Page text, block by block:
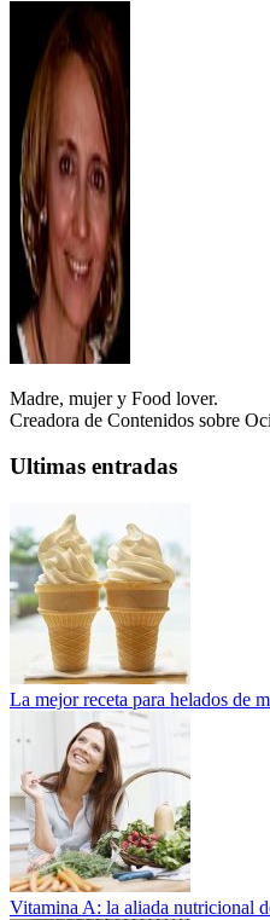
Madre, mujer y Food lover.
Creadora de Contenidos sobre
Ultimas entradas
La mejor receta para helados de
Vitamina A: la aliada nutricional